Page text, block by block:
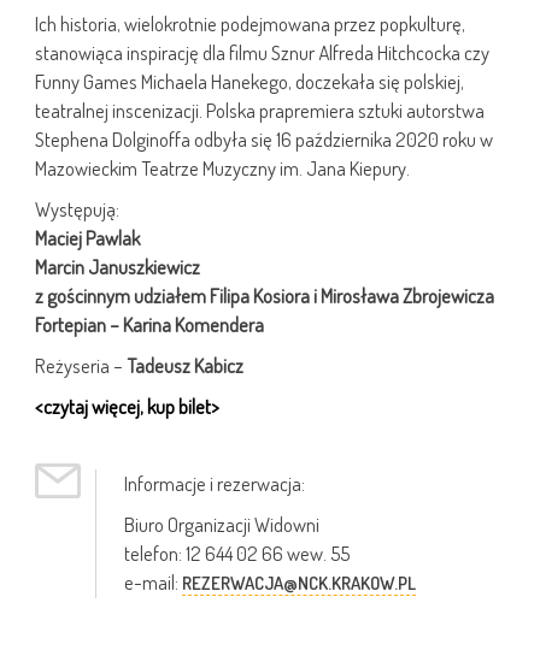
Ich historia, wielokrotnie podejmowana przez popkulturę,
stanowiąca inspirację dla filmu Sznur Alfreda Hitchcocka czy
Funny Games Michaela Hanekego, doczekała się polskiej,
teatralnej inscenizacji. Polska prapremiera sztuki autorstwa
Stephena Dolginoffa odbyła się 16 października 2020 roku w
Mazowieckim Teatrze Muzyczny im. Jana Kiepury.
Występują:
Maciej Pawlak
Marcin Januszkiewicz
z gościnnym udziałem Filipa Kosiora i Mirosława Zbrojewicza
Fortepian – Karina Komendera
Reżyseria –Tadeusz Kabicz
<czytaj więcej, kup bilet>
Informacje i rezerwacja:
Biuro Organizacji Widowni
telefon: 12 644 02 66 wew. 55
e-mail: REZERWACJA@NCK.KRAKOW.PL